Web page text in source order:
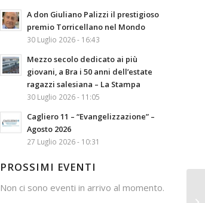
A don Giuliano Palizzi il prestigioso
premio Torricellano nel Mondo
30 Luglio 2026 - 16:43
Mezzo secolo dedicato ai più
giovani, a Bra i 50 anni dell’estate
ragazzi salesiana – La Stampa
30 Luglio 2026 - 11:05
Cagliero 11 – “Evangelizzazione” –
Agosto 2026
27 Luglio 2026 - 10:31
PROSSIMI EVENTI
Non ci sono eventi in arrivo al momento.